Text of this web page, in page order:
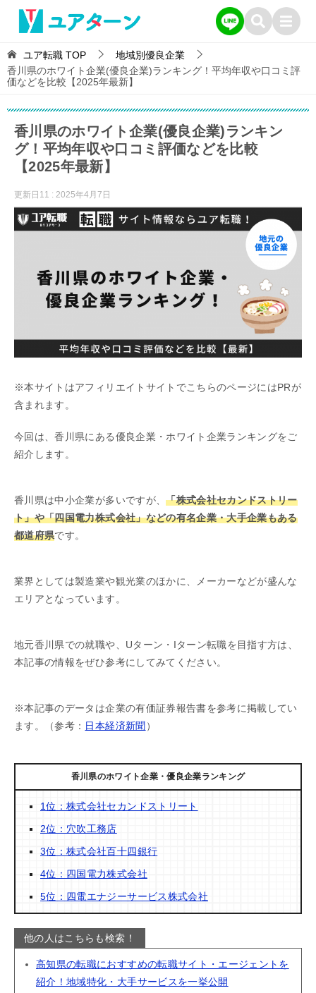
ユア転職 TOP
地域別優良企業
香川県のホワイト企業(優良企業)ランキング！平均年収や口コミ評
価などを比較【2025年最新】
香川県のホワイト企業(優良企業)ランキン
グ！平均年収や口コミ評価などを比較
【2025年最新】
更新日11 : 2025年4月7日
※本サイトはアフィリエイトサイトでこちらのページにはPRが
含まれます。
今回は、香川県にある優良企業・ホワイト企業ランキングをご
紹介します。
香川県は中小企業が多いですが、「株式会社セカンドストリー
ト」や「四国電力株式会社」などの有名企業・大手企業もある
都道府県です。
業界としては製造業や観光業のほかに、メーカーなどが盛んな
エリアとなっています。
地元香川県での就職や、Uターン・Iターン転職を目指す方は、
本記事の情報をぜひ参考にしてみてください。
※本記事のデータは企業の有価証券報告書を参考に掲載してい
ます。（参考： 日本経済新聞 ）
香川県のホワイト企業・優良企業ランキング
1位：株式会社セカンドストリート
2位：穴吹工務店
3位：株式会社百十四銀行
4位：四国電力株式会社
5位：四電エナジーサービス株式会社
他の人はこちらも検索！
高知県の転職におすすめの転職サイト・エージェントを
紹介！地域特化・大手サービスを一挙公開